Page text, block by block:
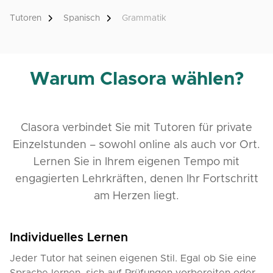
Tutoren Spanisch Grammatik
Warum Clasora wählen?
Clasora verbindet Sie mit Tutoren für private
Einzelstunden – sowohl online als auch vor Ort.
Lernen Sie in Ihrem eigenen Tempo mit
engagierten Lehrkräften, denen Ihr Fortschritt
am Herzen liegt.
Individuelles Lernen
Jeder Tutor hat seinen eigenen Stil. Egal ob Sie eine